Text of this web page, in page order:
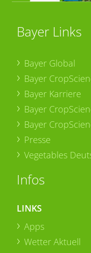
Bayer Links
Bayer Global
Bayer
Bayer Karriere
Bayer
Bayer
Presse
Vegetables
Infos
LINKS
Apps
Wetter Aktuell